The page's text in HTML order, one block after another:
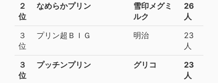
２
位
なめらかプリン
雪印メグミ
ルク
26
人
３
位
プリン超ＢＩＧ 明治
23
人
３
位
プッチンプリン グリコ
23
人